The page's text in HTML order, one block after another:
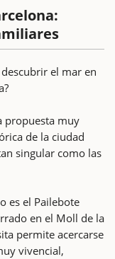
el mar en
propuesta muy
de la ciudad
singular como las
es el Pailebote
en el Moll de la
permite acercarse
vivencial,